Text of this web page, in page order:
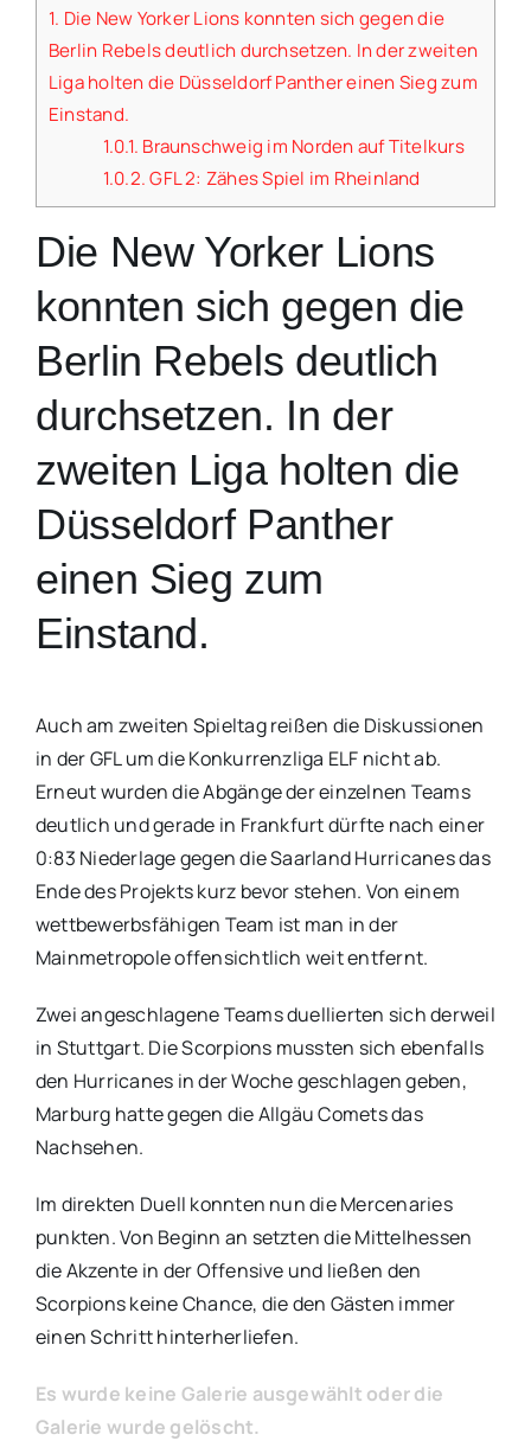
1. Die New Yorker Lions konnten sich gegen die
Berlin Rebels deutlich durchsetzen. In der zweiten
Liga holten die Düsseldorf Panther einen Sieg zum
Einstand.
1.0.1. Braunschweig im Norden auf Titelkurs
1.0.2.GFL 2: Zähes Spiel im Rheinland
Die New Yorker Lions
konnten sich gegen die
Berlin Rebels deutlich
durchsetzen. In der
zweiten Liga holten die
Düsseldorf Panther
einen Sieg zum
Einstand.
Auch am zweiten Spieltag reißen die Diskussionen
in der GFL um die Konkurrenzliga ELF nicht ab.
Erneut wurden die Abgänge der einzelnen Teams
deutlich und gerade in Frankfurt dürfte nach einer
0:83 Niederlage gegen die Saarland Hurricanes das
Ende des Projekts kurz bevor stehen. Von einem
wettbewerbsfähigen Team ist man in der
Mainmetropole offensichtlich weit entfernt.
Zwei angeschlagene Teams duellierten sich derweil
in Stuttgart. Die Scorpions mussten sich ebenfalls
den Hurricanes in der Woche geschlagen geben,
Marburg hatte gegen die Allgäu Comets das
Nachsehen.
Im direkten Duell konnten nun die Mercenaries
punkten. Von Beginn an setzten die Mittelhessen
die Akzente in der Offensive und ließen den
Scorpions keine Chance, die den Gästen immer
einen Schritt hinterherliefen.
Es wurde keine Galerie ausgewählt oder die
Galerie wurde gelöscht.